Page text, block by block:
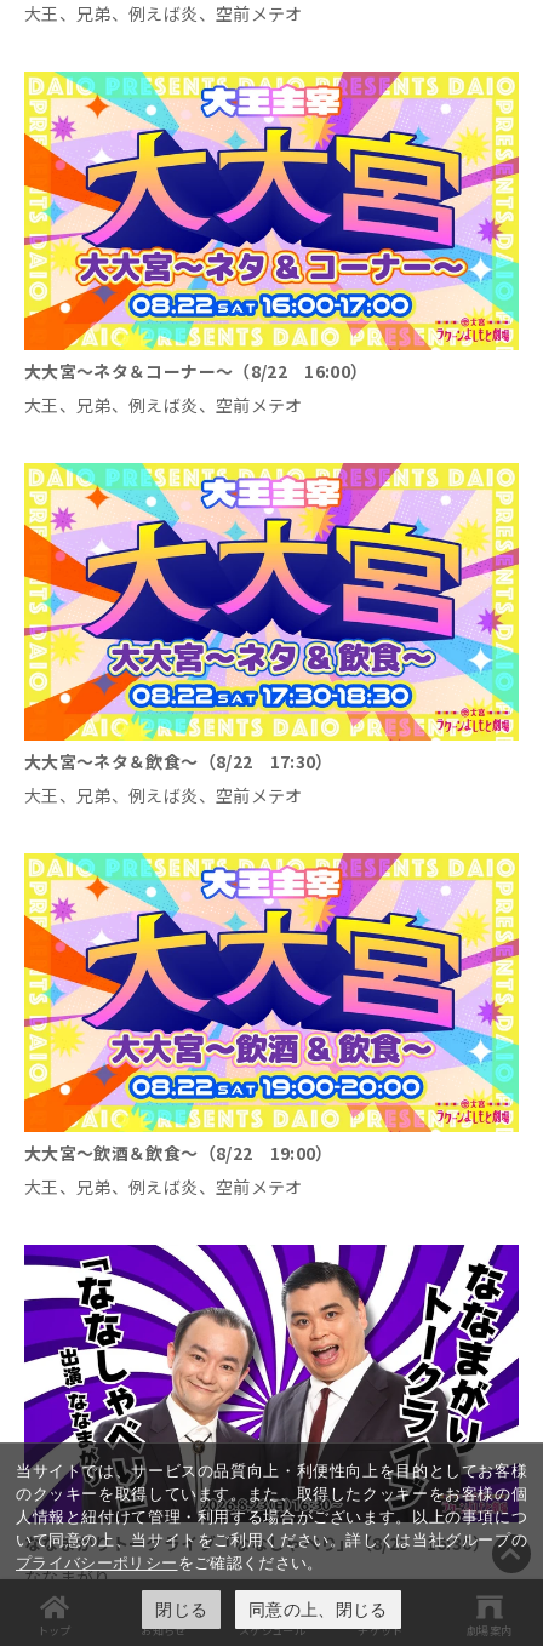
大王、兄弟、例えば炎、空前メテオ
大大宮～ネタ＆コーナー～（8/22 16:00）
大王、兄弟、例えば炎、空前メテオ
大大宮～ネタ＆飲食～（8/22 17:30）
大王、兄弟、例えば炎、空前メテオ
大大宮～飲酒＆飲食～（8/22 19:00）
大王、兄弟、例えば炎、空前メテオ
ななまがりトークライブ「ななしゃべり」（8/23 16:30）
ななまがり
トップ お知らせ スケジュール チケット 劇場案内
当サイトでは、サービスの品質向上・利便性向上を目的としてお客様
のクッキーを取得しています。また、取得したクッキーをお客様の個
人情報と紐付けて管理・利用する場合がございます。以上の事項につ
いて同意の上、当サイトをご利用ください。詳しくは当社グループの
プライバシーポリシーをご確認ください。
閉じる 同意の上、閉じる